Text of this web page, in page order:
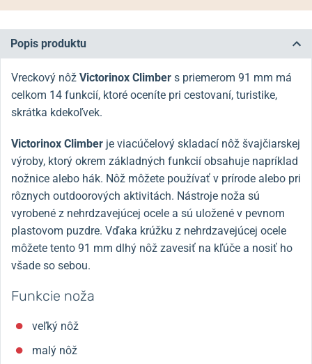
Popis produktu
Vreckový nôž Victorinox Climber s priemerom 91 mm má
celkom 14 funkcií, ktoré oceníte pri cestovaní, turistike,
skrátka kdekoľvek.
Victorinox Climber je viacúčelový skladací nôž švajčiarskej
výroby, ktorý okrem základných funkcií obsahuje napríklad
nožnice alebo hák. Nôž môžete používať v prírode alebo pri
rôznych outdoorových aktivitách. Nástroje noža sú
vyrobené z nehrdzavejúcej ocele a sú uložené v pevnom
plastovom puzdre. Vďaka krúžku z nehrdzavejúcej ocele
môžete tento 91 mm dlhý nôž zavesiť na kľúče a nosiť ho
všade so sebou.
Funkcie noža
veľký nôž
malý nôž